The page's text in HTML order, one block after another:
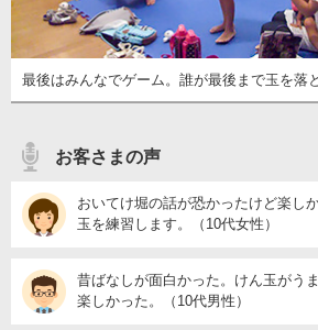
最後はみんなでゲーム。誰が最後まで玉を落
お客さまの声
おいてけ堀の話が恐かったけど楽し
玉を練習します。（10代女性）
昔ばなしが面白かった。けん玉がう
楽しかった。（10代男性）